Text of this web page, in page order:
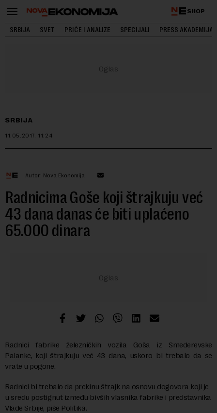
SHOP
SRBIJA SVET PRIČE I ANALIZE SPECIJALI PRESS AKADEMIJA
SRBIJA
11.05.2017. 11:24
Autor: Nova Ekonomija
Radnicima Goše koji štrajkuju već
43 dana danas će biti uplaćeno
65.000 dinara
Radnici fabrike železničkih vozila Goša iz Smederevske
Palanke, koji štrajkuju već 43 dana, uskoro bi trebalo da se
vrate u pogone.
Radnici bi trebalo da prekinu štrajk na osnovu dogovora koji je
u sredu postignut između bivših vlasnika fabrike i predstavnika
Vlade Srbije, piše Politika.